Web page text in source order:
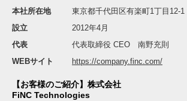
本社所在地
東京都千代田区有楽町1丁目12-
設立
2012年4月
代表
代表取締役 CEO 南野充則
WEBサイト
https://company.finc.com/
【お客様のご紹介】株式会社
FiNC Technologies